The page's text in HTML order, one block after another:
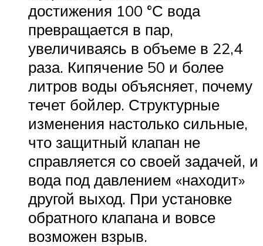
достижения 100 °С вода
превращается в пар,
увеличиваясь в объеме в 22,4
раза. Кипячение 50 и более
литров воды объясняет, почему
течет бойлер. Структурные
изменения настолько сильные,
что защитный клапан не
справляется со своей задачей, и
вода под давлением «находит»
другой выход. При установке
обратного клапана и вовсе
возможен взрыв.